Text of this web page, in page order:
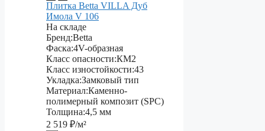
Плитка Betta VILLA Дуб
Имола V 106
На складе
Бренд:Betta
Фаска:4V-образная
Класс опасности:КМ2
Класс изностойкости:43
Укладка:Замковый тип
Материал:Каменно-
полимерный композит (SPC)
Толщина:4,5 мм
2 519 ₽/м²